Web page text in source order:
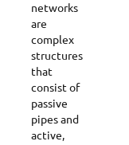
networks
are
complex
structures
that
consist of
passive
pipes and
active,